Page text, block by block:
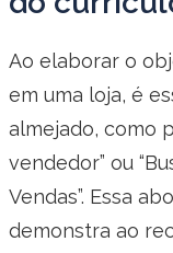
Ao elaborar o
em uma loja, é
almejado, como
vendedor” ou
Vendas”. Essa
demonstra ao